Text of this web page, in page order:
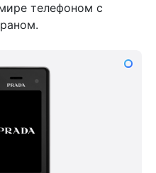
телефоном с